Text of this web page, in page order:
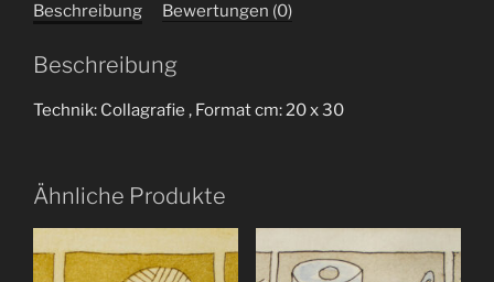
Beschreibung Bewertungen (0)
Beschreibung
Technik: Collagrafie , Format cm: 20 x 30
Ähnliche Produkte